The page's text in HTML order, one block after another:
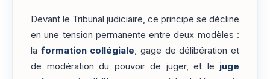
Devant le Tribunal judiciaire, ce principe se décline
en une tension permanente entre deux modèles :
la formation collégiale, gage de délibération et
de modération du pouvoir de juger, et le juge